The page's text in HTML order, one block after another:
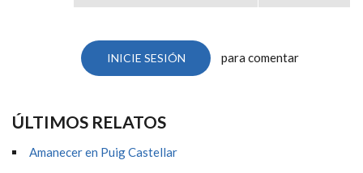
INICIE SESIÓN para comentar
ÚLTIMOS RELATOS
Amanecer en Puig Castellar